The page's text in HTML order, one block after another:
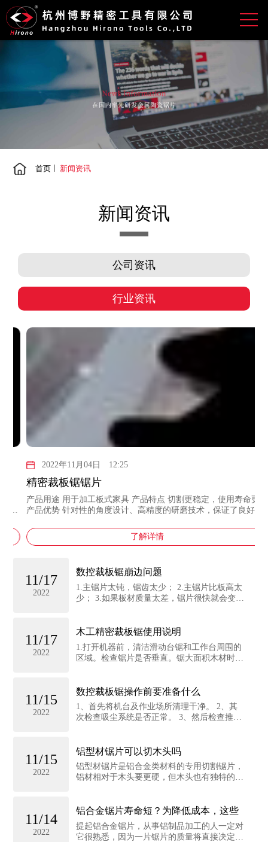
首页 新闻资讯
新闻资讯
公司资讯
行业资讯
2022年11月04日 12:25
精密裁板锯锯片
产品用途 用于加工板式家具 产品特点 切割更稳定，使用寿命更长
产品优势 针对性的角度设计、高精度的研磨技术，保证了良好的
同类产品中更佳的使用寿命 名...
了解详情
11/17
2022
数控裁板锯崩边问题
1.主锯片太钝，锯齿太少； 2.主锯片比板高太
少； 3.如果板材质量太差，锯片很快就会变
11/17
2022
木工精密裁板锯使用说明
1.打开机器前，清洁滑动台锯和工作台周围的
区域。检查锯片是否垂直。锯大面积木材时，
关，以匀速进给推料器。不要太猛或太快。操
作...
11/15
2022
数控裁板锯操作前要准备什么
1、首先将机台及作业场所清理干净。 2、其
次检查吸尘系统是否正常。 3、然后检查推台
后准备好材料和辅料。...
11/15
2022
铝型材锯片可以切木头吗
铝型材锯片是铝合金类材料的专用切割锯片，
铝材相对于木头要更硬，但木头也有独特的地
一样的。铝型材锯片是梯平齿型，前角为6-10
度，刃...
11/14
2022
铝合金锯片寿命短？为降低成本，这些
提起铝合金锯片，从事铝制品加工的人一定对
它很熟悉，因为一片锯片的质量将直接决定企